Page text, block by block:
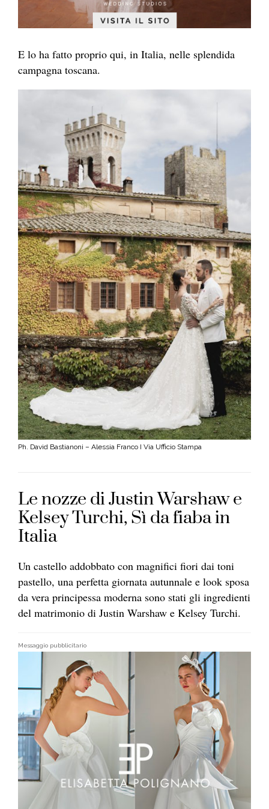
E lo ha fatto proprio qui, in Italia, nelle splendida
campagna toscana.
Ph. David Bastianoni – Alessia Franco I Via Ufficio Stampa
Le nozze di Justin Warshaw e
Kelsey Turchi, Sì da fiaba in
Italia
Un castello addobbato con magnifici fiori dai toni
pastello, una perfetta giornata autunnale e look sposa
da vera principessa moderna sono stati gli ingredienti
del matrimonio di Justin Warshaw e Kelsey Turchi.
Messaggio pubblicitario